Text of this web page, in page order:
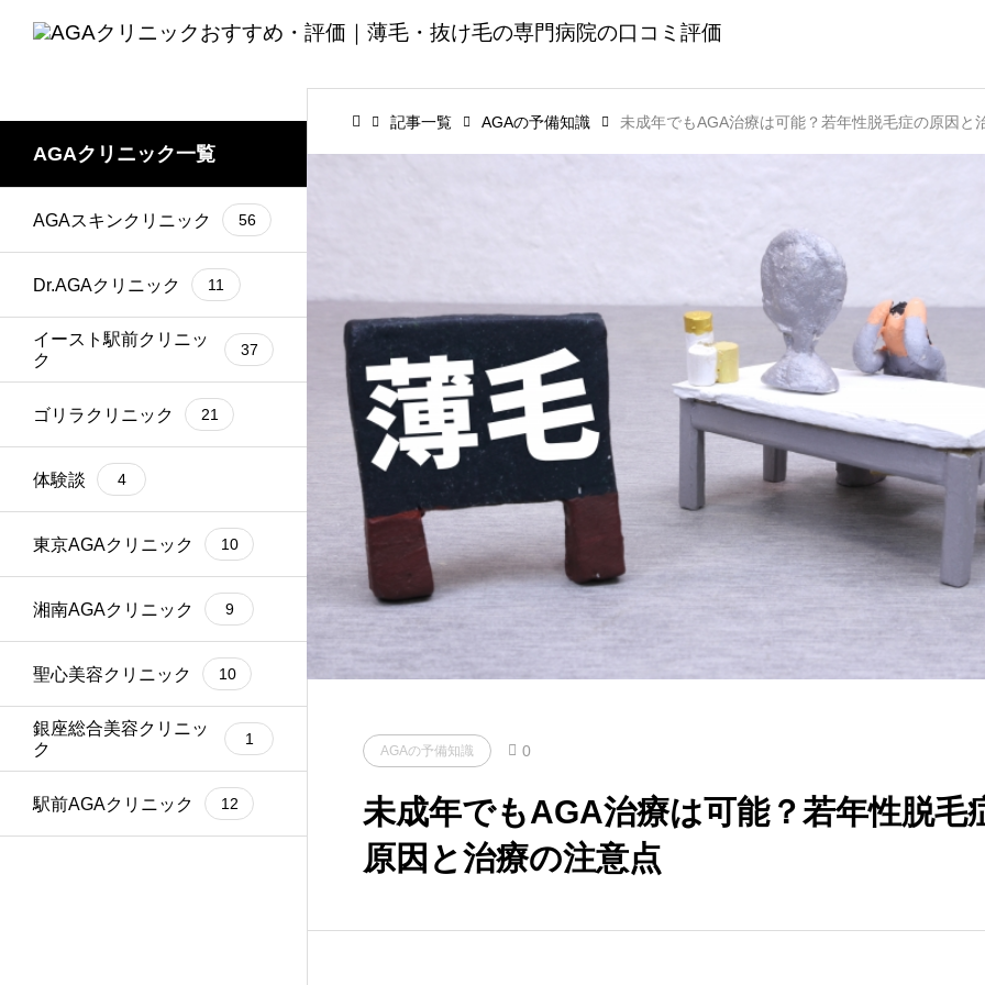
AGAクリニック一覧
AGAスキンクリニック 56
Dr.AGAクリニック 11
イースト駅前クリニッ
ク
37
ゴリラクリニック 21
体験談 4
東京AGAクリニック 10
湘南AGAクリニック 9
聖心美容クリニック 10
銀座総合美容クリニッ
ク
1
駅前AGAクリニック 12
記事一覧 AGAの予備知識
AGAの予備知識 0
未成年でもAGA治療は可能？若年性脱毛
原因と治療の注意点